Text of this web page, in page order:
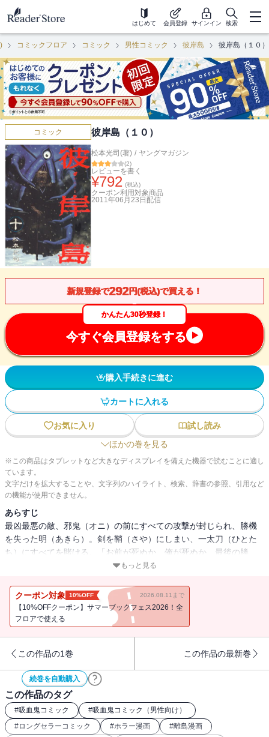
はじめて 会員登録 サインイン 検索
コミックフロア コミック 男性コミック 彼岸島 彼岸島（１０）
コミック 彼岸島（１０）
松本光司(著) / ヤングマガジン
(2)
レビューを書く
¥792 (税込)
クーポン利用対象商品
2011年06月23日 配信
新規登録で292円(税込)で買える！
かんたん30秒登録！
今すぐ会員登録をする
購入手続きに進む
カートに入れる
お気に入り
試し読み
ほかの巻を見る
※この商品はタブレットなど大きなディスプレイを備えた機器で読むことに適し
ています。
文字だけを拡大することや、文字列のハイライト、検索、辞書の参照、引用など
の機能が使用できません。
あらすじ
最凶最悪の敵、邪鬼（オニ）の前にすべての攻撃が封じられ、勝機
を失った明（あきら）。剣を鞘（さや）にしまい、一太刀（ひとた
ち）にすべてを賭ける。「お前が死ぬか、俺が死ぬか、最後の勝
負」 雪深い峡谷（きょうこく）の空気が冷たく張り詰める――。
もっと見る
クーポン対象 10%OFF 2026.08.11まで
【10%OFFクーポン】サマーブックフェス2026！全
フロアで使える
この作品の1巻 この作品の最新巻
続巻を自動購入
この作品のタグ
#吸血鬼コミック #吸血鬼コミック（男性向け）
#ロングセラーコミック #ホラー漫画 #離島漫画